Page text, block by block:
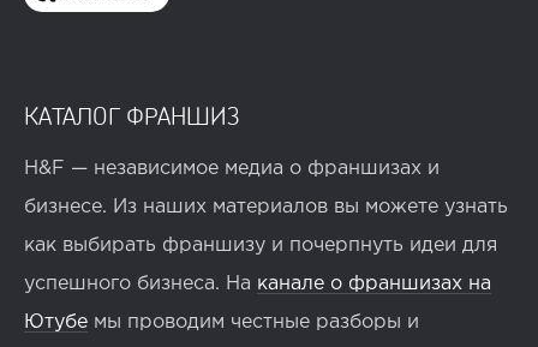
КАТАЛОГ ФРАНШИЗ
H&F — независимое медиа о франшизах и
бизнесе. Из наших материалов вы можете узнать
как выбирать франшизу и почерпнуть идеи для
успешного бизнеса. На канале о франшизах на
Ютубе мы проводим честные разборы и